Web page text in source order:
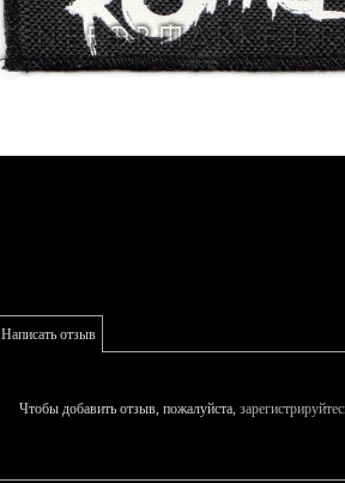
Написать отзыв
Чтобы добавить отзыв, пожалуйста,